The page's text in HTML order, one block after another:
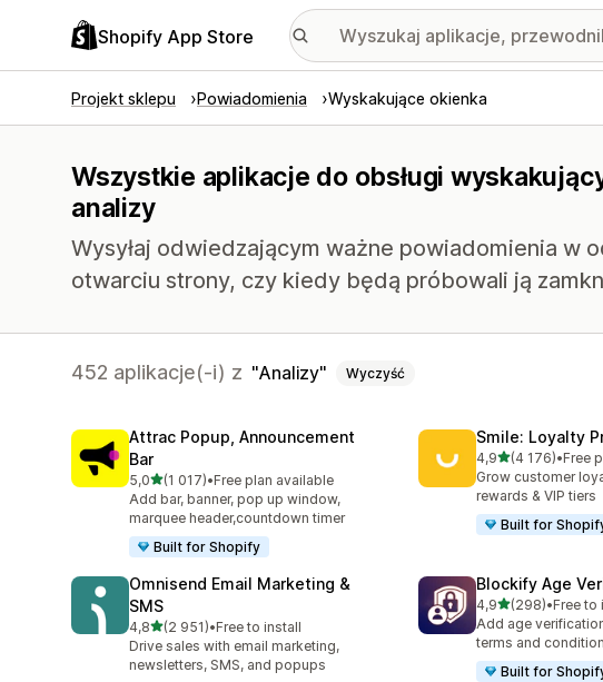
Shopify App Store
Projekt sklepu Powiadomienia Wyskakujące okienka
Wszystkie aplikacje do obsługi
analizy
Wysyłaj odwiedzającym ważne powiadomienia w
otwarciu strony, czy kiedy będą próbowali ją
452 aplikacje(-i) z Analizy Wyczyść
Attrac Popup, Announcement
Bar
5,0na 5 gwiazdek
(1 017)
Łączna liczba recenzji: 1017
•Free plan available
Add bar, banner, pop up window,
marquee header,countdown timer
Built for Shopify
Smile: Loyalty
4,9na 5 gwiazdek
(4 176)
Łączna liczba
•Free
Grow customer
rewards & VIP tiers
Built for
Omnisend Email Marketing &
SMS
4,8na 5 gwiazdek
(2 951)
Łączna liczba recenzji: 2951
•Free to install
Drive sales with email marketing,
newsletters, SMS, and popups
Blockify Age
4,9na 5 gwiazdek
(298)
Łączna liczba
•Free to
Add age
terms and
Built for